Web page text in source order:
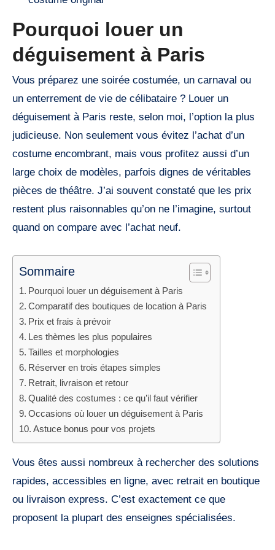
Pourquoi louer un
déguisement à Paris
Vous préparez une soirée costumée, un carnaval ou
un enterrement de vie de célibataire ? Louer un
déguisement à Paris reste, selon moi, l’option la plus
judicieuse. Non seulement vous évitez l’achat d’un
costume encombrant, mais vous profitez aussi d’un
large choix de modèles, parfois dignes de véritables
pièces de théâtre. J’ai souvent constaté que les prix
restent plus raisonnables qu’on ne l’imagine, surtout
quand on compare avec l’achat neuf.
Sommaire
Pourquoi louer un déguisement à Paris
Comparatif des boutiques de location à Paris
Prix et frais à prévoir
Les thèmes les plus populaires
Tailles et morphologies
Réserver en trois étapes simples
Retrait, livraison et retour
Qualité des costumes : ce qu’il faut vérifier
Occasions où louer un déguisement à Paris
Astuce bonus pour vos projets
Vous êtes aussi nombreux à rechercher des solutions
rapides, accessibles en ligne, avec retrait en boutique
ou livraison express. C’est exactement ce que
proposent la plupart des enseignes spécialisées.